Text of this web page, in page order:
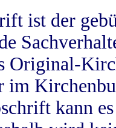
ist der
Original-
im
kann